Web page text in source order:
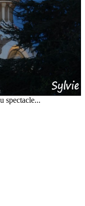
spectacle...